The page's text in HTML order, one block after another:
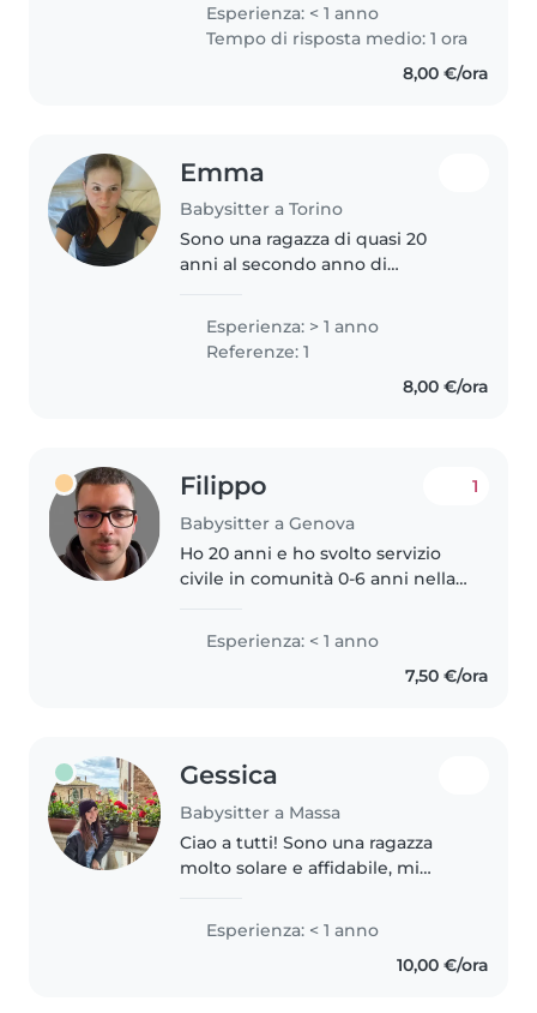
con spagnolo e inglese. Anche
se non ho ancora esperienza
Esperienza: < 1 anno
Tempo di risposta medio: 1 ora
8,00 €/ora
Emma
Babysitter a Torino
Sono una ragazza di quasi 20
anni al secondo anno di
esperienza con bambini e
ragazzi, ma fin da piccola ho
Esperienza: > 1 anno
Referenze: 1
8,00 €/ora
Filippo
Babysitter a Genova
1
Ho 20 anni e ho svolto servizio
civile in comunità 0-6 anni nella
giochi sia in autonomia e sia con
supporto delle tate , mi piace
Esperienza: < 1 anno
7,50 €/ora
Gessica
Babysitter a Massa
Ciao a tutti! Sono una ragazza
molto solare e affidabile, mi
bambini. Ho tenuto bambini di
varie età e mi piace proporre
loro sempre qualcosa di nuovo..
Esperienza: < 1 anno
10,00 €/ora